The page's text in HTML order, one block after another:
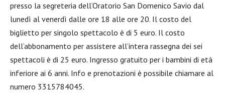
presso la segreteria dell’Oratorio San Domenico Savio dal
lunedì al venerdì dalle ore 18 alle ore 20. Il costo del
biglietto per singolo spettacolo è di 5 euro. Il costo
dell’abbonamento per assistere all’intera rassegna dei sei
spettacoli è di 25 euro. Ingresso gratuito per i bambini di età
inferiore ai 6 anni. Info e prenotazioni è possibile chiamare al
numero 3315784045.